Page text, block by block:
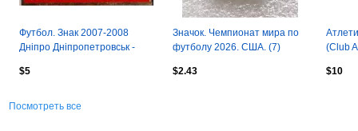
Футбол. Знак 2007-2008
Дніпро Дніпропетровськ -
$5
Значок. Чемпионат мира по
футболу 2026. США. (7)
$2.43
(Club
$10
Посмотреть все